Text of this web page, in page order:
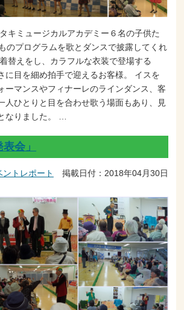
キミュージカルアカデミー６名の子供た
のプログラムを歌とダンスで披露してくれ
替えをし、カラフルな衣装で登場する
に目を細め拍手で迎えるお客様。 イスを
ーマンスやフィナーレのラインダンス、客
人ひとりと目を合わせ歌う場面もあり、見
なりました。 …
会」
ントレポート 掲載日付：2018年04月30日